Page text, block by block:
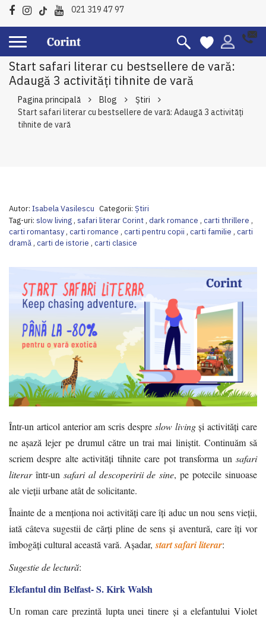
021 319 47 97
Start safari literar cu bestsellere de vară:
Adaugă 3 activități tihnite de vară
Pagina principală Blog
Ştiri
Start safari literar cu bestsellere de vară: Adaugă 3 activități
tihnite de vară
Autor: Isabela Vasilescu Categorii: Ştiri
Tag-uri: slow living, safari literar Corint, dark romance , carti thrillere ,
carti romantasy, carti romance , carti pentru copii , carti familie , carti
dramă, carti de istorie , carti clasice
Într-un articol anterior am scris despre slow livingși activități care
ne așază lejer pe drumul către un trai mai liniștit. Continuăm să
scriem despre alte activități tihnite care pot transforma un safari
literarîntr-un safari al descoperirii de sine, pe potecile sinuoase
ale vieții urbane atât de solicitante.
Înainte de a menționa noi activități care îți aduc un nou sens vieții,
iată câteva sugestii de cărți pline de sens și aventură, care îți vor
îmbogăți cultural această vară. Așadar,start safari literar:
Sugestie de lectură:
Elefantul din Belfast- S. Kirk Walsh
Un roman care prezintă lupta unei tinere și a elefantului Violet